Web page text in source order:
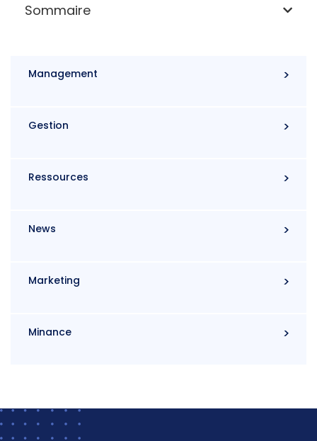
Sommaire
Management
Gestion
Ressources
News
Marketing
Minance